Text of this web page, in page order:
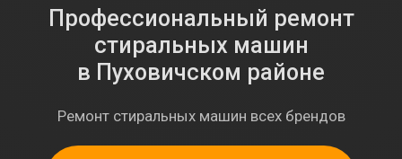
Профессиональный ремонт
стиральных машин
в Пуховичском районе
Ремонт стиральных машин всех брендов